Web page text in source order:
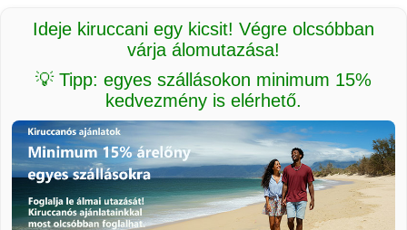
Ideje kiruccani egy kicsit! Végre olcsóbban
várja álomutazása!
💡 Tipp: egyes szállásokon minimum 15%
kedvezmény is elérhető.